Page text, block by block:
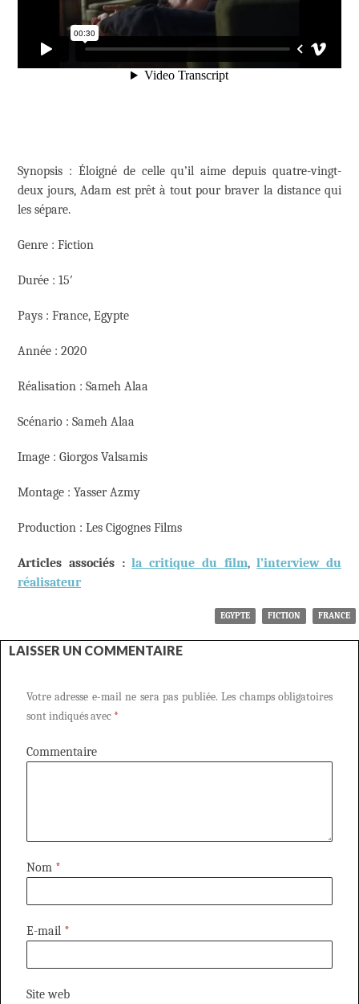
Synopsis : Éloigné de celle qu’il aime depuis quatre-vingt-
deux jours, Adam est prêt à tout pour braver la distance qui
les sépare.
Genre : Fiction
Durée : 15′
Pays : France, Egypte
Année : 2020
Réalisation : Sameh Alaa
Scénario : Sameh Alaa
Image : Giorgos Valsamis
Montage : Yasser Azmy
Production : Les Cigognes Films
Articles associés :la critique du film,l’interview du
réalisateur
EGYPTE FICTION FRANCE
LAISSER UN COMMENTAIRE
Votre adresse e-mail ne sera pas publiée. Les champs obligatoires
sont indiqués avec *
Commentaire
Nom *
E-mail *
Site web